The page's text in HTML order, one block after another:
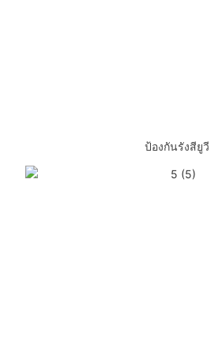
ป้องกันรังสียูวี